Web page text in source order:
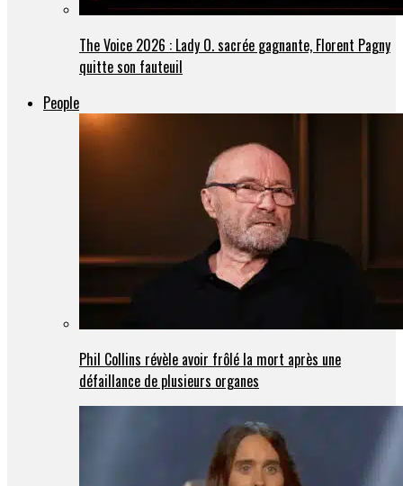
The Voice 2026 : Lady O. sacrée gagnante, Florent Pagny
quitte son fauteuil
People
Phil Collins révèle avoir frôlé la mort après une
défaillance de plusieurs organes